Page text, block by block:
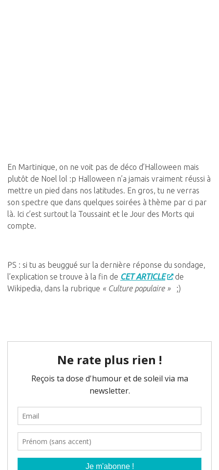
En Martinique, on ne voit pas de déco d’Halloween mais
plutôt de Noel lol :p Halloween n’a jamais vraiment réussi à
mettre un pied dans nos latitudes. En gros, tu ne verras
son spectre que dans quelques soirées à thème par ci par
là. Ici c’est surtout la Toussaint et le Jour des Morts qui
compte.
PS : si tu as beuggué sur la dernière réponse du sondage,
l’explication se trouve à la fin de CET ARTICLE
de
Wikipedia, dans la rubrique « Culture populaire » ;)